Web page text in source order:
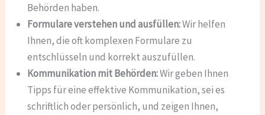
Behörden haben.
Formulare verstehen und ausfüllen:Wir helfen
Ihnen, die oft komplexen Formulare zu
entschlüsseln und korrekt auszufüllen.
Kommunikation mit Behörden:Wir geben Ihnen
Tipps für eine effektive Kommunikation, sei es
schriftlich oder persönlich, und zeigen Ihnen,